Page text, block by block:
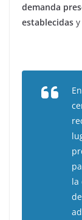
demanda
establecidas
la